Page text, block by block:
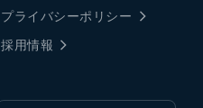
プライバシーポリシー
採用情報